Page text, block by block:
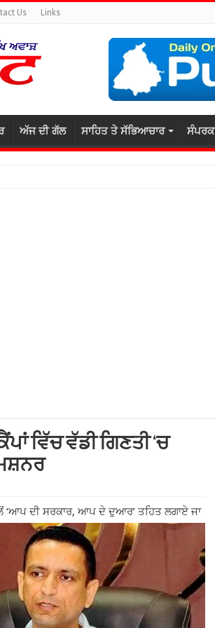
Us Links
ਅੱਜ ਦੀ ਗੱਲ ਸਾਹਿਤ ਤੇ ਸੱਭਿਆਚਾਰ ਸੰਪਰਕ
ਵਿੱਚ ਵੱਡੀ ਗਿਣਤੀ ‘ਚ
‘ਆਪ ਦੀ ਸਰਕਾਰ, ਆਪ ਦੇ ਦੁਆਰ’ ਤਹਿਤ ਲਗਾਏ ਜਾ